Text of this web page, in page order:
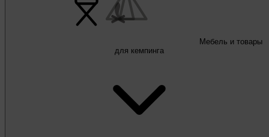
Мебель и товары
для кемпинга